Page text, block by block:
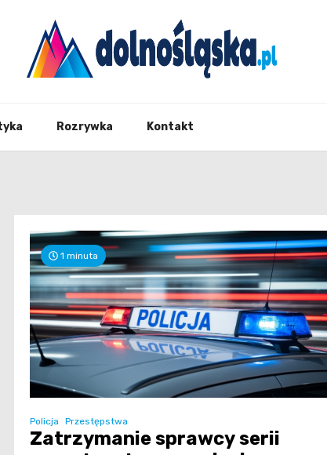
Rozrywka Kontakt
1 minuta
Policja Przestępstwa
Zatrzymanie sprawcy serii